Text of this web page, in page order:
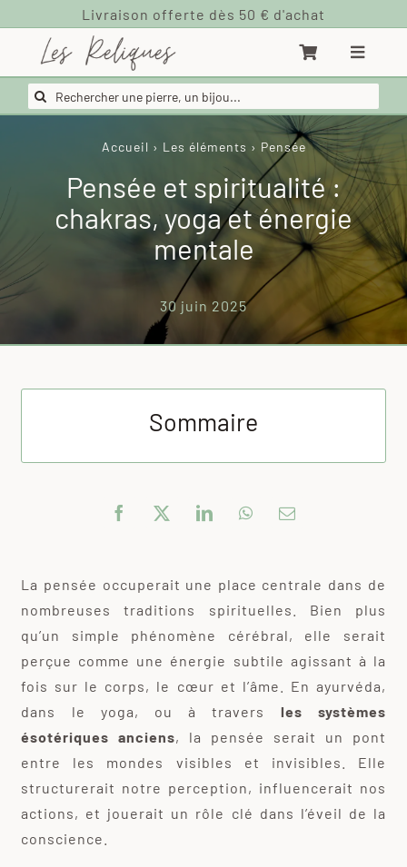
contenu
Rechercher:
Accueil › Les éléments › Pensée
Pensée et spiritualité :
chakras, yoga et énergie
mentale
30 juin 2025
Sommaire
La pensée occuperait une place centrale dans de
nombreuses traditions spirituelles. Bien plus
qu’un simple phénomène cérébral, elle serait
perçue comme une énergie subtile agissant à la
fois sur le corps, le cœur et l’âme. En ayurvéda,
dans le yoga, ou à travers les systèmes
ésotériques anciens, la pensée serait un pont
entre les mondes visibles et invisibles. Elle
structurerait notre perception, influencerait nos
actions, et jouerait un rôle clé dans l’éveil de la
conscience.